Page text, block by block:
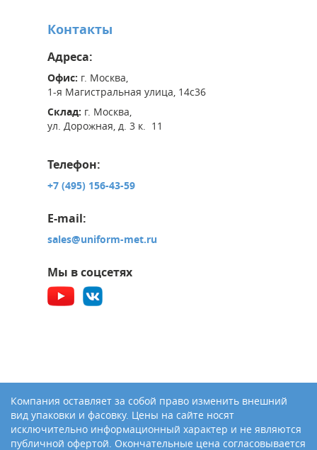
Контакты
Адреса:
Офис: г. Москва,
1-я Магистральная улица, 14с36
Склад: г. Москва,
ул. Дорожная, д. 3 к. 11
Телефон:
+7 (495) 156-43-59
E-mail:
sales@uniform-met.ru
Мы в соцсетях
Компания оставляет за собой право изменить внешний
вид упаковки и фасовку. Цены на сайте носят
исключительно информационный характер и не являются
публичной офертой. Окончательные цена согласовывается